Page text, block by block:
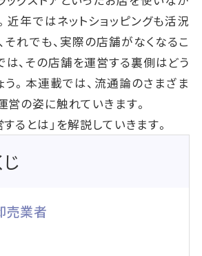
近年ではネットショッピングも活況
それでも、実際の店舗がなくなるこ
は、その店舗を運営する裏側はどう
う。本連載では、流通論のさまざま
営の姿に触れていきます。
るとは」を解説していきます。
売業者